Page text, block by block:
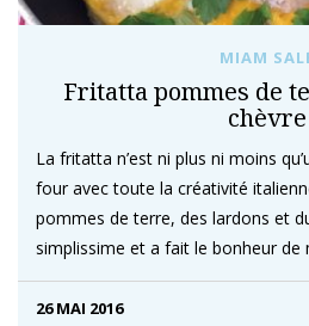
MIAM
Fritatta pommes de
chèvre
La fritatta n’est ni plus ni moins
four avec toute la créativité
pommes de terre, des lardons et
simplissime et a fait le bonheur de
26 MAI 2016